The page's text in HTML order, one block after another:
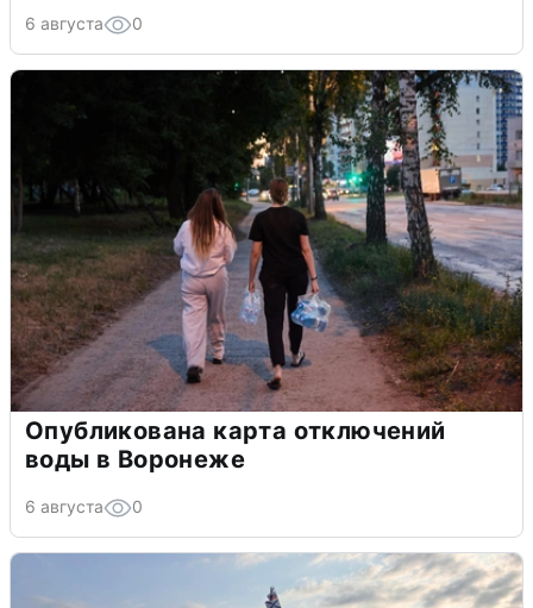
6 августа 0
Опубликована карта отключений
воды в Воронеже
6 августа 0